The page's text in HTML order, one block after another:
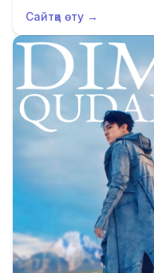
Сайтқа өту →